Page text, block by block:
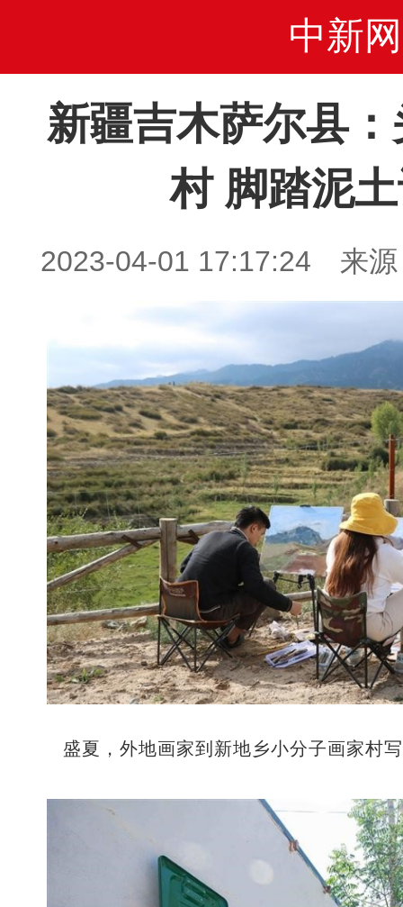
中新网
新疆吉木萨尔县
村 脚踏泥
2023-04-01 17:17:24 来源
盛夏，外地画家到新地乡小分子画家村